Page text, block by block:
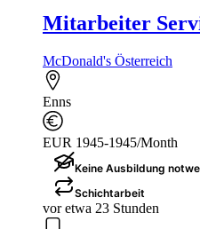
Mitarbeiter
McDonald's Österreich
Enns
EUR 1945-1945/Month
Keine Ausbildung
Schichtarbeit
vor etwa 23 Stunden